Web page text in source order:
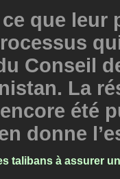
que leur
Conseil
La
été
donne
talibans à assurer